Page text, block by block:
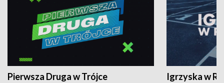
Pierwsza Druga w Trójce Igrzyska w